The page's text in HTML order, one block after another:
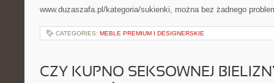
www.duzaszafa.pl/kategoria/sukienki, można bez żadnego
CATEGORIES: MEBLE PREMIUM I DESIGNERSKIE
CZY KUPNO SEKSOWNEJ